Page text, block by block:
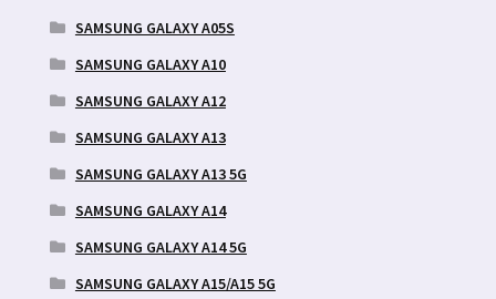
SAMSUNG GALAXY A05S
SAMSUNG GALAXY A10
SAMSUNG GALAXY A12
SAMSUNG GALAXY A13
SAMSUNG GALAXY A13 5G
SAMSUNG GALAXY A14
SAMSUNG GALAXY A14 5G
SAMSUNG GALAXY A15/A15 5G